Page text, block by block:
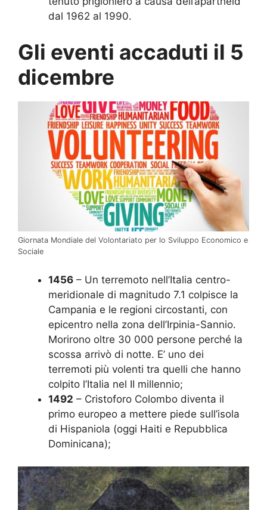
dal 1962 al 1990.
Gli eventi accaduti il 5
dicembre
Giornata Mondiale del Volontariato per lo Sviluppo Economico e
Sociale
1456 – Un terremoto nell’Italia centro-
meridionale di magnitudo 7.1 colpisce la
Campania e le regioni circostanti, con
epicentro nella zona dell’Irpinia-Sannio.
Morirono oltre 30 000 persone perché la
scossa arrivò di notte. E’ uno dei
terremoti più volenti tra quelli che hanno
colpito l’Italia nel II millennio;
1492 – Cristoforo Colombo diventa il
primo europeo a mettere piede sull’isola
di Hispaniola (oggi Haiti e Repubblica
Dominicana);